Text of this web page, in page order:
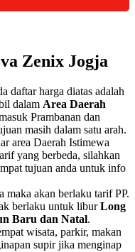
Zenix Jogja
daftar harga diatas adalah
dalam Area Daerah
Prambanan dan
masih dalam satu arah.
area Daerah Istimewa
yang berbeda, silahkan
tujuan anda untuk info
maka akan berlaku tarif PP.
berlaku untuk liburLong
Baru dan Natal.
wisata, parkir, makan
supir jika menginap